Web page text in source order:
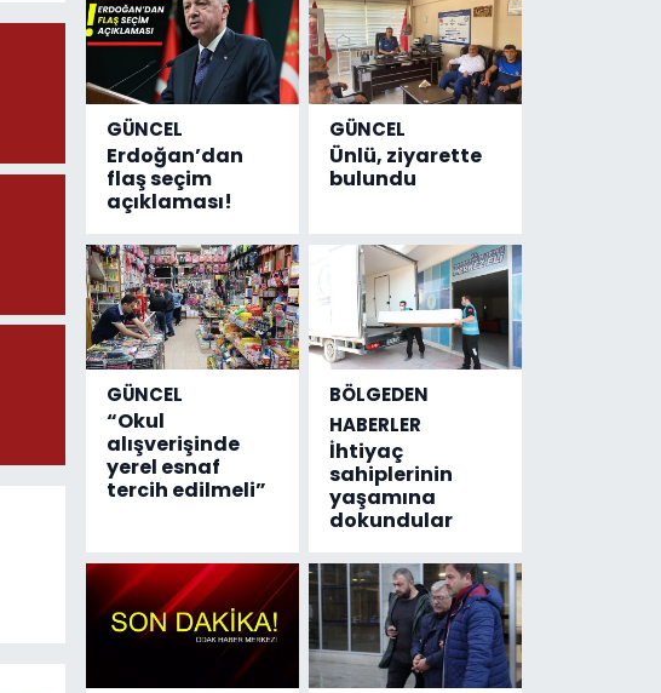
GÜNCEL
Erdoğan’dan
flaş seçim
açıklaması!
GÜNCEL
Ünlü, ziyarette
bulundu
GÜNCEL
“Okul
alışverişinde
yerel esnaf
tercih edilmeli”
BÖLGEDEN
HABERLER
İhtiyaç
sahiplerinin
yaşamına
dokundular